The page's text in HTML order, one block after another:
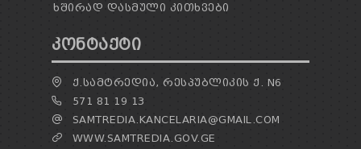
ᲮᲨᲘᲠᲐᲓ ᲓᲐᲡᲛᲣᲚᲘ ᲙᲘᲗᲮᲕᲔᲑᲘ
ᲙᲝᲜᲢᲐᲥᲢᲘ
Ქ.ᲡᲐᲛᲢᲠᲔᲓᲘᲐ, ᲠᲔᲡᲞᲣᲑᲚᲘᲙᲘᲡ Ქ. N6
571 81 19 13
SAMTREDIA.KANCELARIA@GMAIL.COM
WWW.SAMTREDIA.GOV.GE